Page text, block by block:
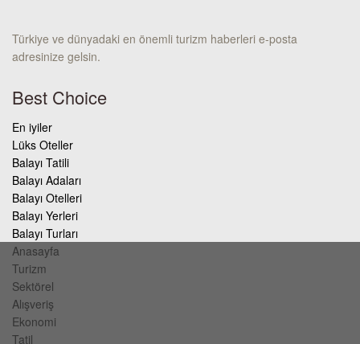
Türkiye ve dünyadaki en önemli turizm haberleri e-posta
adresinize gelsin.
Best Choice
En iyiler
Lüks Oteller
Balayı Tatili
Balayı Adaları
Balayı Otelleri
Balayı Yerleri
Balayı Turları
Anasayfa
Turizm
Sektörel
Alışveriş
Ekonomi
Tatil